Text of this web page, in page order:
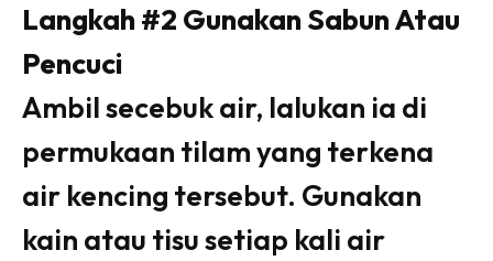
Tip Impiana
Tip Laman
Hub Ideaktiv
Langkah #2 Gunakan Sabun Atau
Pencuci
Ambil secebuk air, lalukan ia di
permukaan tilam yang terkena
air kencing tersebut. Gunakan
kain atau tisu setiap kali air